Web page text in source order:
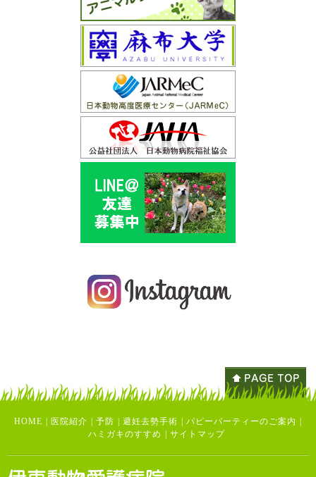
HOME | 医院紹介 | 予防 | 避妊去勢手術 | パピーパーティーのご案内 |
ハミガキのすすめ | サイトマップ